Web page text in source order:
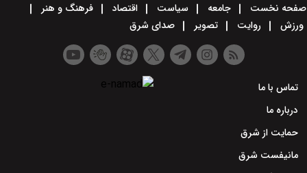
صفحه نخست جامعه سیاست اقتصاد
فرهنگ و هنر
ورزش
روایت تصویر صدای شرق
تماس با ما
درباره ما
حمایت از شرق
مانیفست شرق